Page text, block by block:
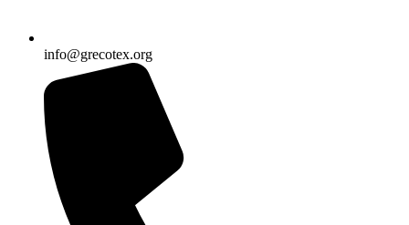
info@grecotex.org